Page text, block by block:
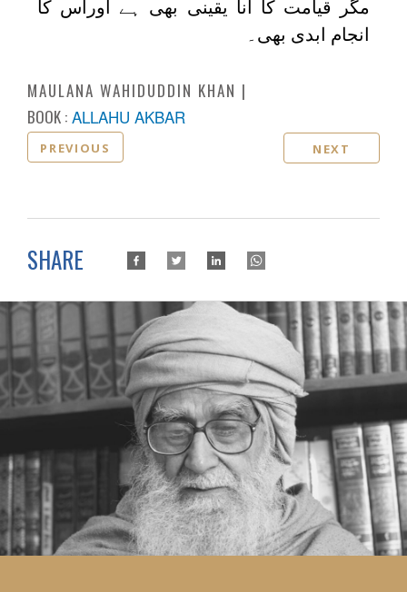
مگر قیامت کا آنا یقینی بھی ہے اوراس کا
انجام ابدی بھی۔
MAULANA WAHIDUDDIN KHAN
BOOK : ALLAHU AKBAR
PREVIOUS NEXT
SHARE